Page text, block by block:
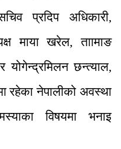
प्रदिप अधिकारी,
माया खरेल, ताामाङ
छन्त्याल,
रहेका नेपालीको अवस्था
विषयमा भनाइ